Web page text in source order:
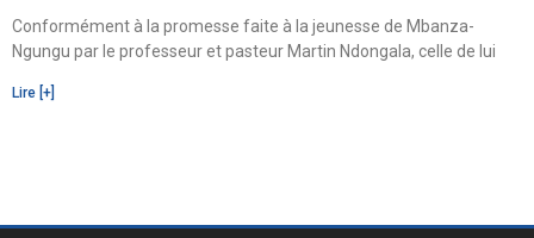
Conformément à la promesse faite à la jeunesse de Mbanza-
Ngungu par le professeur et pasteur Martin Ndongala, celle de lui
Lire [+]